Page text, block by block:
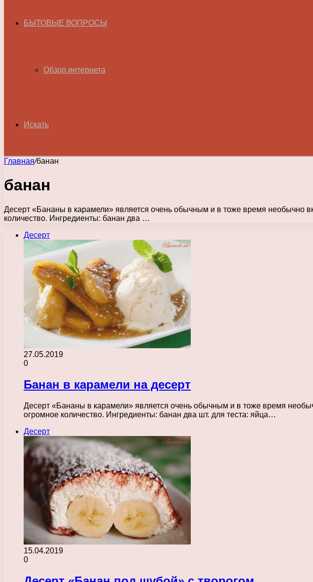
БЫТОВЫЕ ВОПРОСЫ
Обзор интернета
Искать
Главная/банан
банан
Десерт «Бананы в карамели» является очень обычным и в тоже время необычно
количество. Ингредиенты: банан два …
Десерт
27.05.2019
0
Банан в карамели на десерт
Десерт «Бананы в карамели» является очень обычным и в тоже время
огромное количество. Ингредиенты: банан два шт. для теста: яйца…
Десерт
15.04.2019
0